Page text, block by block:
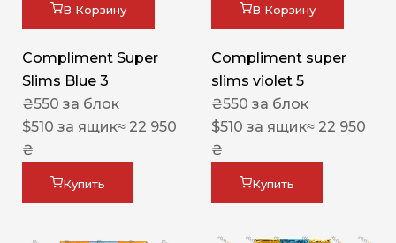
В Корзину
Compliment Super
Slims Blue 3
₴550 за блок
$510 за ящик≈ 22 950
₴
Купить
В Корзину
Compliment super
slims violet 5
₴550 за блок
$510 за ящик≈ 22 950
₴
Купить